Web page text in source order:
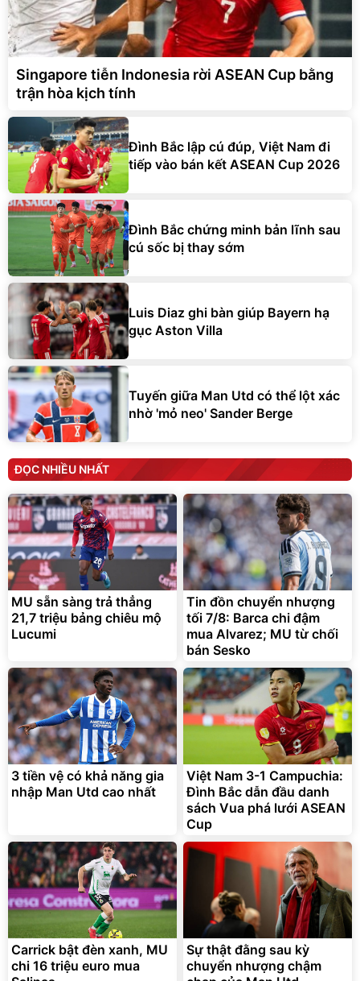
Singapore tiễn Indonesia rời ASEAN Cup bằng
trận hòa kịch tính
Đình Bắc lập cú đúp, Việt Nam đi
tiếp vào bán kết ASEAN Cup 2026
Đình Bắc chứng minh bản lĩnh sau
cú sốc bị thay sớm
Luis Diaz ghi bàn giúp Bayern hạ
gục Aston Villa
Tuyến giữa Man Utd có thể lột xác
nhờ 'mỏ neo' Sander Berge
ĐỌC NHIỀU NHẤT
MU sẵn sàng trả thẳng
21,7 triệu bảng chiêu mộ
Lucumi
Tin đồn chuyển nhượng
tối 7/8: Barca chi đậm
mua Alvarez; MU từ chối
bán Sesko
3 tiền vệ có khả năng gia
nhập Man Utd cao nhất
Việt Nam 3-1 Campuchia:
Đình Bắc dẫn đầu danh
sách Vua phá lưới ASEAN
Cup
Carrick bật đèn xanh, MU
chi 16 triệu euro mua
Sự thật đằng sau kỳ
chuyển nhượng chậm